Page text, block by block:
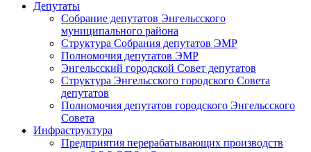
Депутаты
Собрание депутатов Энгельсского
муниципального района
Структура Собрания депутатов ЭМР
Полномочия депутатов ЭМР
Энгельсский городской Совет депутатов
Структура Энгельсского городского Совета
депутатов
Полномочия депутатов городского Энгельсского
Совета
Инфраструктура
Предприятия перерабатывающих производств